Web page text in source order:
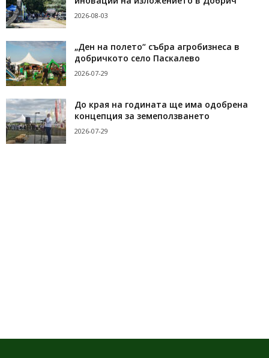
2026-08-03
„Ден на полето“ събра агробизнеса в
добричкото село Паскалево
2026-07-29
До края на годината ще има одобрена
концепция за земеползването
2026-07-29